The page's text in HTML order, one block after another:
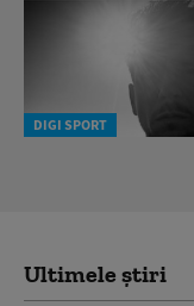
DIGI SPORT
Ultimele știri